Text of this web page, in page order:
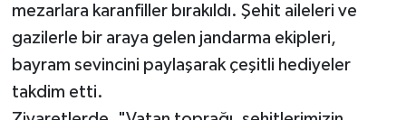
mezarlara karanfiller bırakıldı. Şehit aileleri ve
gazilerle bir araya gelen jandarma ekipleri,
bayram sevincini paylaşarak çeşitli hediyeler
takdim etti.